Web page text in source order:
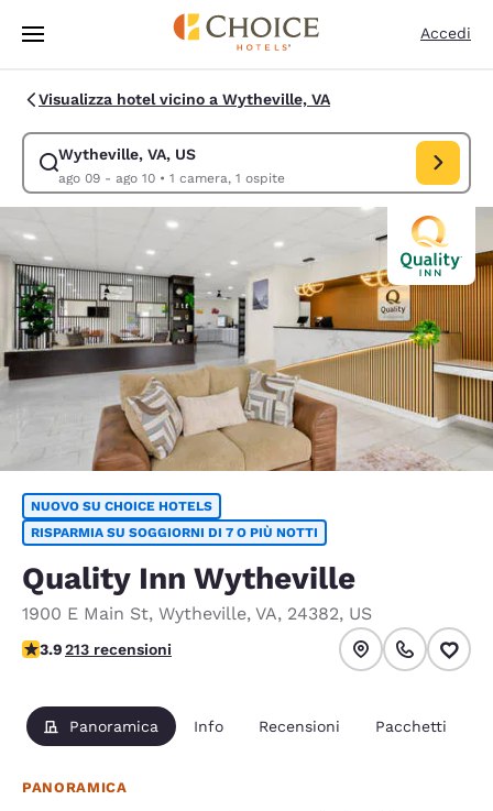
Vai A Contenuto Principale
Accedi
Visualizza hotel vicino a Wytheville, VA
Wytheville, VA, US
ago 09 - ago 10• 1 camera, 1 ospite
Modifica la ricerca per Wytheville, VA, US. Data di check-in ago 09,
NUOVO SU CHOICE HOTELS
RISPARMIA SU SOGGIORNI DI 7 O PIÙ NOTTI
Quality Inn Wytheville
1900 E Main St, Wytheville, VA, 24382, US
Valutazione di 3.9 stelle. Buono.
3.9213 recensioni
Panoramica Info Recensioni Pacchetti
PANORAMICA